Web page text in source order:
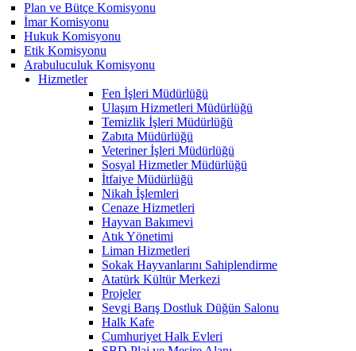
Plan ve Bütçe Komisyonu
İmar Komisyonu
Hukuk Komisyonu
Etik Komisyonu
Arabuluculuk Komisyonu
Hizmetler
Fen İşleri Müdürlüğü
Ulaşım Hizmetleri Müdürlüğü
Temizlik İşleri Müdürlüğü
Zabıta Müdürlüğü
Veteriner İşleri Müdürlüğü
Sosyal Hizmetler Müdürlüğü
İtfaiye Müdürlüğü
Nikah İşlemleri
Cenaze Hizmetleri
Hayvan Bakımevi
Atık Yönetimi
Liman Hizmetleri
Sokak Hayvanlarını Sahiplendirme
Atatürk Kültür Merkezi
Projeler
Sevgi Barış Dostluk Düğün Salonu
Halk Kafe
Cumhuriyet Halk Evleri